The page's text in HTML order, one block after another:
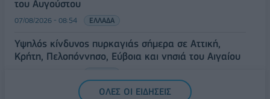
του Αυγούστου
07/08/2026 - 08:54 ΕΛΛΑΔΑ
Υψηλός κίνδυνος πυρκαγιάς σήμερα σε Αττική,
Κρήτη, Πελοπόννησο, Εύβοια και νησιά του Αιγαίου
ΟΛΕΣ ΟΙ ΕΙΔΗΣΕΙΣ